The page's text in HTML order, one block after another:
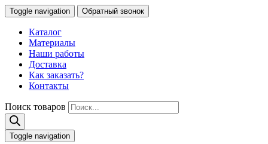
Toggle navigation Обратный звонок
Каталог
Материалы
Наши работы
Доставка
Как заказать?
Контакты
Поиск товаров
Toggle navigation